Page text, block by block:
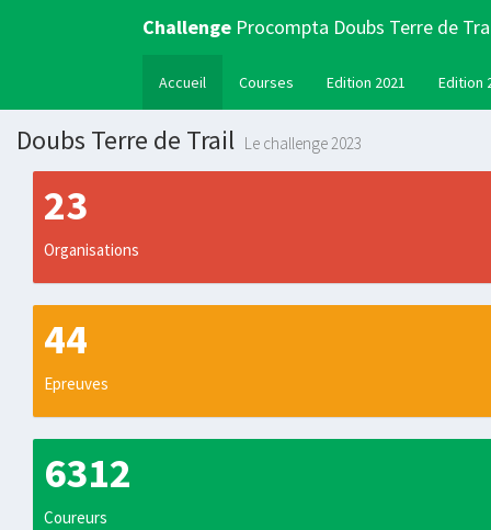
Challenge Procompta Doubs Terre de
Accueil Courses Edition 2021 Edition
Doubs Terre de Trail Le challenge 2023
23
Organisations
44
Epreuves
6312
Coureurs